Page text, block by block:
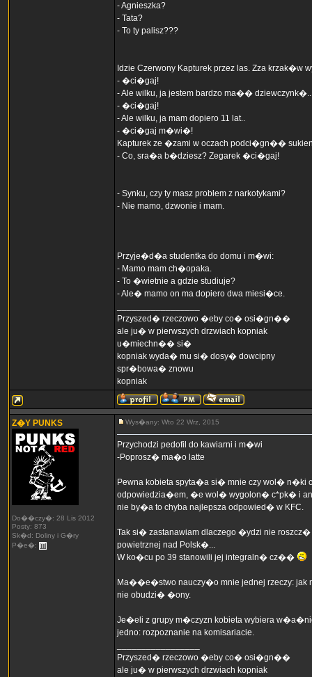
- Agnieszka?
- Tata?
- To ty palisz???
Idzie Czerwony Kapturek przez las. Zza krzak�w
- �ci�gaj!
- Ale wilku, ja jestem bardzo ma��
- �ci�gaj!
- Ale wilku, ja mam dopiero 11 lat..
- �ci�gaj m�wi�!
Kapturek ze �zami w oczach podci�gn��
- Co, sra�a b�dziesz? Zegarek �ci�gaj!
- Synku, czy ty masz problem z narkotykami?
- Nie mamo, dzwonie i mam.
Przyje�d�a studentka do domu i m�wi:
- Mamo mam ch�opaka.
- To �wietnie a gdzie studiuje?
- Ale� mamo on ma dopiero dwa miesi�ce.
Przyszed� rzeczowo �eby co� osi�gn��
ale ju� w pierwszych drzwiach kopniak
u�miechn�� si�
kopniak wyda� mu si� dosy� dowcipny
spr�bowa� znowu
kopniak
Z�Y PUNKS
Do��czy�: 28 Lis 2012
Posty: 873
Sk�d: Doliny i G�ry
P�e�:
Wys�any: Wto 22 Wrz, 2015
Przychodzi pedofil do kawiarni i m�wi
-Poprosz� ma�o latte
Pewna kobieta spyta�a si� mnie czy wol� n�ki
odpowiedzia�em, �e wol� wygolon� c*pk� i
nie by�a to chyba najlepsza odpowied� w KFC.
Tak si� zastanawiam dlaczego �ydzi nie roszcz�
powietrznej nad Polsk�...
W ko�cu po 39 stanowili jej integraln� cz��
Ma��e�stwo nauczy�o mnie jednej rzeczy:
nie obudzi� �ony.
Je�eli z grupy m�czyzn kobieta wybiera
jedno: rozpoznanie na komisariacie.
Przyszed� rzeczowo �eby co� osi�gn��
ale ju� w pierwszych drzwiach kopniak